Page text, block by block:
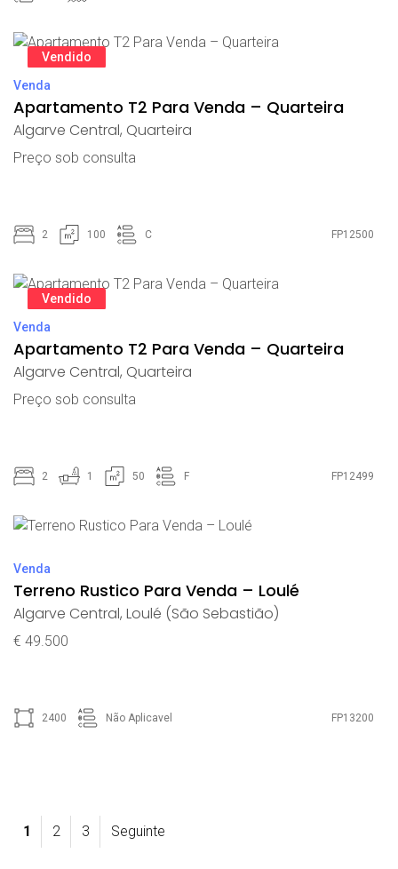
Vendido
Venda
Apartamento T2 Para Venda – Quarteira
Algarve Central, Quarteira
Preço sob consulta
2 100 C FP12500
Vendido
Venda
Apartamento T2 Para Venda – Quarteira
Algarve Central, Quarteira
Preço sob consulta
2 1 50 F FP12499
Venda
Terreno Rustico Para Venda – Loulé
Algarve Central, Loulé (São Sebastião)
€ 49.500
2400 Não Aplicavel FP13200
1 2 3 Seguinte